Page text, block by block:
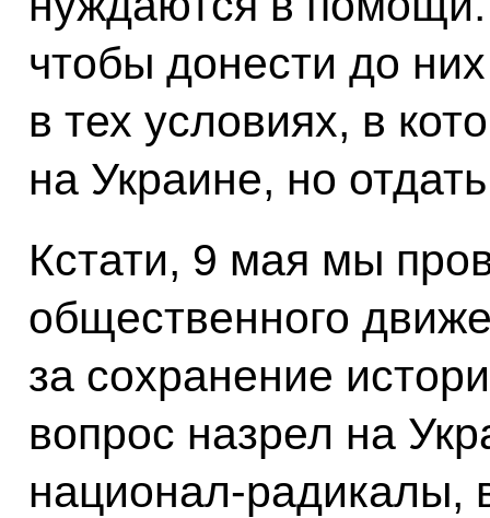
чтобы донести до
в тех условиях, в
на Украине, но
Кстати, 9 мая мы
общественного
за сохранение
вопрос назрел на
национал‑радикалы,